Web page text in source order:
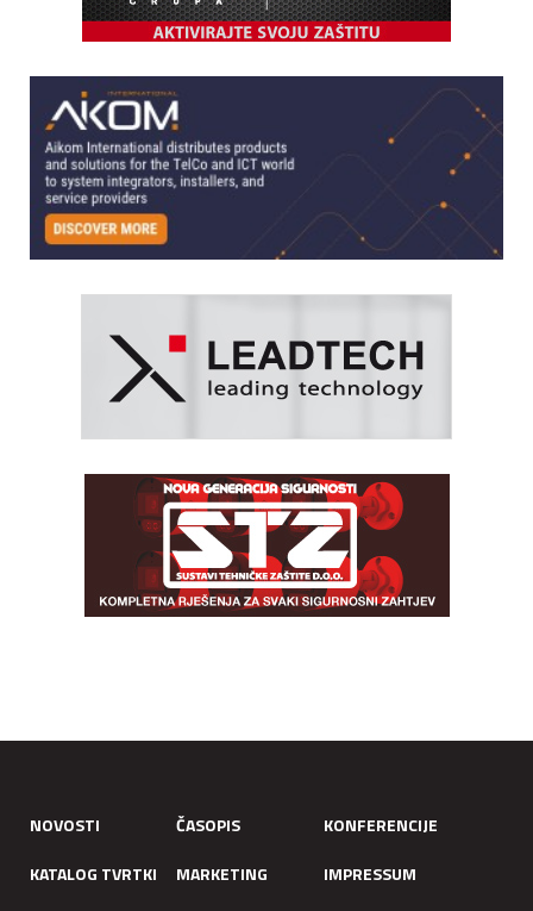
NOVOSTI ČASOPIS
KONFERENCIJE
KATALOG TVRTKI
MARKETING IMPRESSUM